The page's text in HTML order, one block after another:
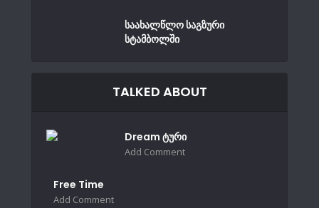
საახალწლო საგზური
სტამბოლში
TALKED ABOUT
Dream ტური
Add Comment
Free Time
Add Comment